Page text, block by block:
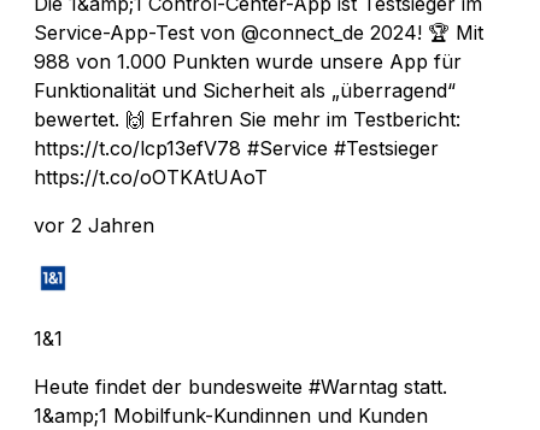
Service-App-Test von @connect_de 2024! 🏆 Mit
988 von 1.000 Punkten wurde unsere App für
Funktionalität und Sicherheit als „überragend“
bewertet. 🙌 Erfahren Sie mehr im Testbericht:
https://t.co/lcp13efV78 #Service #Testsieger
https://t.co/oOTKAtUAoT
vor 2 Jahren
1&1
Heute findet der bundesweite #Warntag statt.
1&amp;1 Mobilfunk-Kundinnen und Kunden